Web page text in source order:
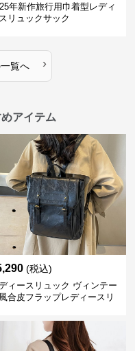
年新作旅行用巾着型レディ
リュックサック
覧へ ›
アイテム
(税込)
ィースリュック ヴィンテー
合皮フラップレディースリ